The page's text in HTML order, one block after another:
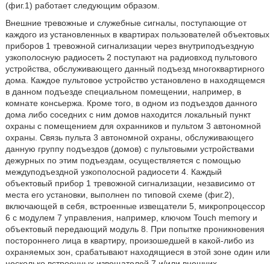
(фиг.1) работает следующим образом.
Внешние тревожные и служебные сигналы, поступающие от
каждого из установленных в квартирах пользователей объектовых
приборов 1 тревожной сигнализации через внутриподъездную
узкополосную радиосеть 2 поступают на радиовход пультового
устройства, обслуживающего данный подъезд многоквартирного
дома. Каждое пультовое устройство установлено в находящемся
в данном подъезде специальном помещении, например, в
комнате консьержа. Кроме того, в одном из подъездов данного
дома либо соседних с ним домов находится локальный пункт
охраны с помещением для охранников и пультом 3 автономной
охраны. Связь пульта 3 автономной охраны, обслуживающего
данную группу подъездов (домов) с пультовыми устройствами
дежурных по этим подъездам, осуществляется с помощью
междуподъездной узкополосной радиосети 4. Каждый
объектовый прибор 1 тревожной сигнализации, независимо от
места его установки, выполнен по типовой схеме (фиг.2),
включающей в себя, встроенные извещатели 5, микропроцессор
6 с модулем 7 управления, например, ключом Touch memory и
объектовый передающий модуль 8. При попытке проникновения
постороннего лица в квартиру, произошедшей в какой-либо из
охраняемых зон, срабатывают находящиеся в этой зоне один или